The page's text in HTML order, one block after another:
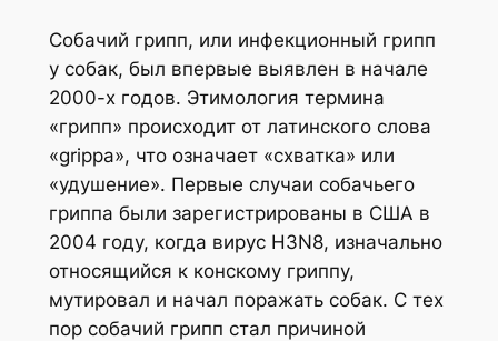
Собачий грипп, или инфекционный грипп
у собак, был впервые выявлен в начале
2000-х годов. Этимология термина
«грипп» происходит от латинского слова
«grippa», что означает «схватка» или
«удушение». Первые случаи собачьего
гриппа были зарегистрированы в США в
2004 году, когда вирус H3N8, изначально
относящийся к конскому гриппу,
мутировал и начал поражать собак. С тех
пор собачий грипп стал причиной